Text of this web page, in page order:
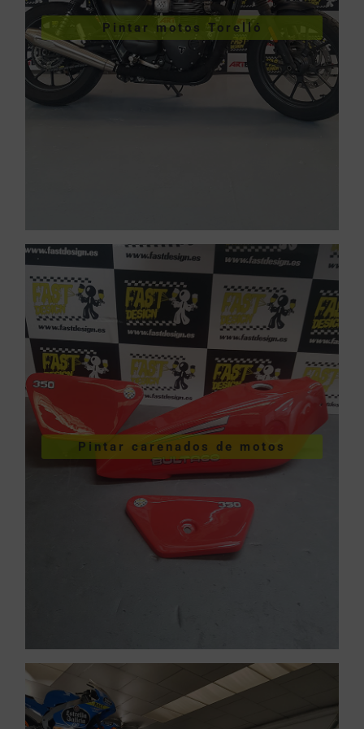
Pintar motos Torelló
Pintar motos Torelló
VER PINTURA DE MOTOS
Pintar carenados de motos
Pintar carenados de
motos
VER PINTURA DE CARENADOS